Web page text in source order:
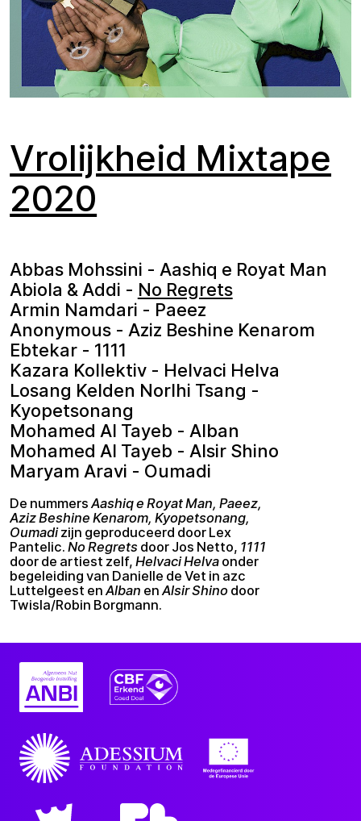
Vrolijkheid Mixtape
2020
Abbas Mohssini - Aashiq e Royat Man
Abiola & Addi - No Regrets
Armin Namdari - Paeez
Anonymous - Aziz Beshine Kenarom
Ebtekar - 1111
Kazara Kollektiv - Helvaci Helva
Losang Kelden Norlhi Tsang -
Kyopetsonang
Mohamed Al Tayeb - Alban
Mohamed Al Tayeb - Alsir Shino
Maryam Aravi - Oumadi
De nummersAashiq e Royat Man, Paeez,
Aziz Beshine Kenarom, Kyopetsonang,
Oumadizijn geproduceerd door Lex
Pantelic.No Regrets door Jos Netto, 1111
door de artiest zelf, Helvaci Helvaonder
begeleiding van Danielle de Vet in azc
Luttelgeest enAlban enAlsir Shinodoor
Twisla/Robin Borgmann.